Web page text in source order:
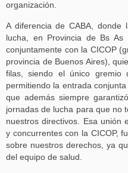
organización.
A diferencia de CABA, donde
lucha, en Provincia de Bs
conjuntamente con la CICOP
provincia de Buenos Aires),
filas, siendo el único gremio
permitiendo la entrada
que además siempre
jornadas de lucha para que no
nuestros directivos. Esa unión
y concurrentes con la CICOP,
sobre nuestros derechos, ya
del equipo de salud.